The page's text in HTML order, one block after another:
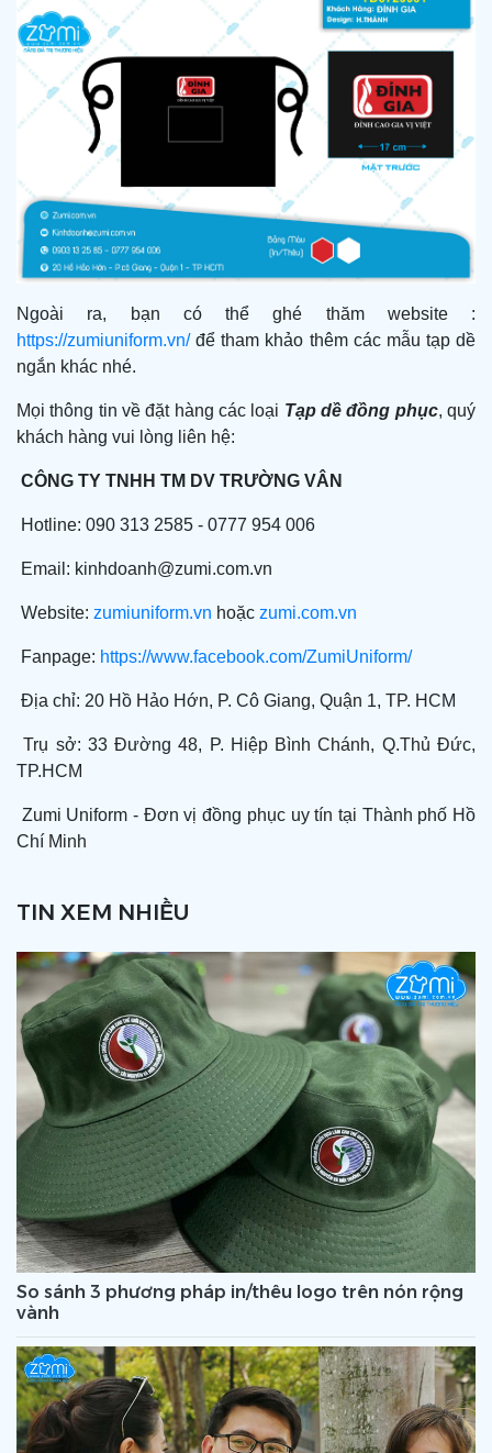
TIN XEM NHIỀU
So sánh 3 phương pháp in/thêu logo trên nón rộng
vành
Ngoài ra, bạn có thể ghé thăm website :
https://zumiuniform.vn/để tham khảo thêm các mẫu tạp dề
ngắn khác nhé.
Mọi thông tin về đặt hàng các loại Tạp dề đồng phục, quý
khách hàng vui lòng liên hệ:
CÔNG TY TNHH TM DV TRƯỜNG VÂN
Hotline: 090 313 2585 - 0777 954 006
Email: kinhdoanh@zumi.com.vn
Website: zumiuniform.vn hoặc zumi.com.vn
Fanpage: https://www.facebook.com/ZumiUniform/
Địa chỉ: 20 Hồ Hảo Hớn, P. Cô Giang, Quận 1, TP. HCM
Trụ sở: 33 Đường 48, P. Hiệp Bình Chánh, Q.Thủ Đức,
TP.HCM
Zumi Uniform - Đơn vị đồng phục uy tín tại Thành phố Hồ
Chí Minh